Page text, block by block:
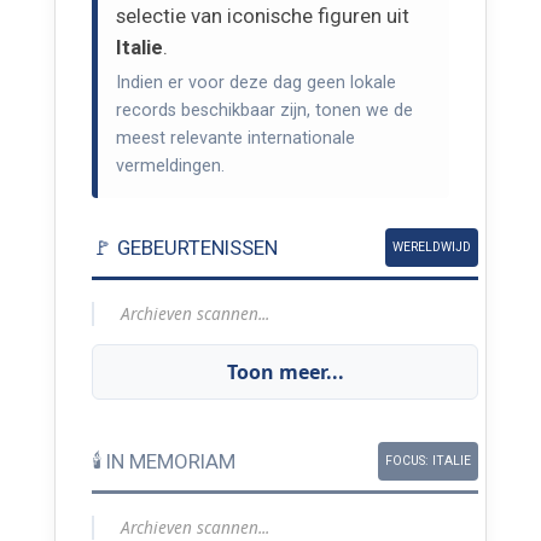
selectie van iconische figuren uit
Italie.
Indien er voor deze dag geen lokale
records beschikbaar zijn, tonen we de
meest relevante internationale
vermeldingen.
🚩 GEBEURTENISSEN WERELDWIJD
Archieven scannen...
Toon meer...
🕯️ IN MEMORIAM FOCUS: ITALIE
Archieven scannen...